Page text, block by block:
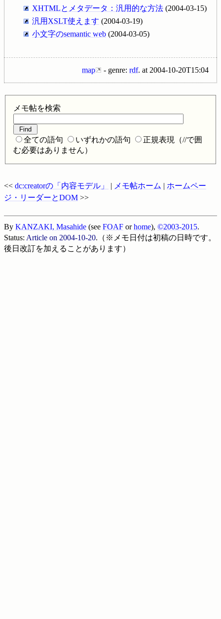
XHTMLとメタデータ：汎用的な方法 (2004-03-15)
汎用XSLT使えます (2004-03-19)
小文字のsemantic web (2004-03-05)
map - genre: rdf. at 2004-10-20T15:04
メモ帖を検索
全ての語句 いずれかの語句
正規表現（//で囲
む必要はありません）
<< dc:creatorの「内容モデル」 | メモ帖ホーム | ホームペー
ジ・リーダーとDOM >>
By KANZAKI, Masahide (see FOAF orhome), ©2003-2015.
Status: Article on 2004-10-20.（※メモ日付は初稿の日時です。
後日改訂を加えることがあります）